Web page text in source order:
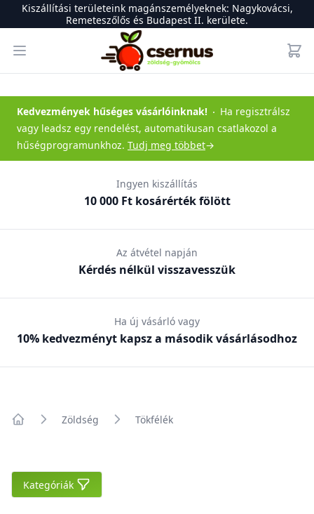
Kiszállítási területeink magánszemélyeknek: Nagykovácsi,
Remeteszőlős és Budapest II. kerülete.
Open menu
Csernus Zöldség-gyümölcs
Kedvezmények hűséges vásárlóinknak!
Ha regisztrálsz
vagy leadsz egy rendelést, automatikusan csatlakozol a
hűségprogramunkhoz. Tudj meg többet→
Ingyen kiszállítás
10 000 Ft kosárérték fölött
Az átvétel napján
Kérdés nélkül visszavesszük
Ha új vásárló vagy
10% kedvezményt kapsz a második vásárlásodhoz
Zöldség Tökfélék
Kategóriák
Kategóriák